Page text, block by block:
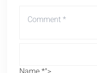
Name *">